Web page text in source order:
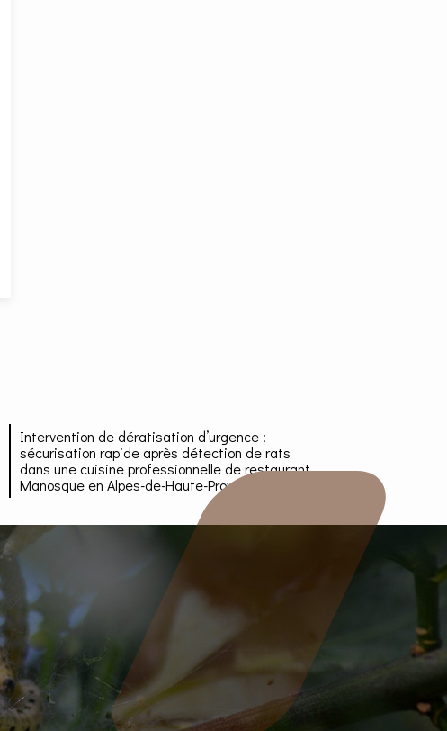
Intervention de dératisation d’urgence :
sécurisation rapide après détection de rats
dans une cuisine professionnelle de restaurant
Manosque en Alpes-de-Haute-Provence 04